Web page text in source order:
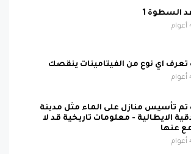
السطوة 1
اي نوع من الفيتامينات ينقصك
تم تأسيس منازل على الماء مثل مدينة
الايطالية - معلومات تاريخية قد لا
عنها